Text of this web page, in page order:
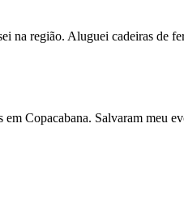
na região. Aluguei cadeiras de
em Copacabana. Salvaram